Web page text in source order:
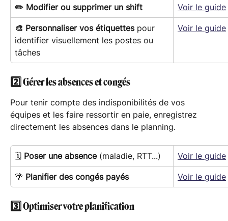
✏️ Modifier ou supprimer un shift Voir le guide
🎨 Personnaliser vos étiquettes pour
identifier visuellement les postes ou
tâches
Voir le guide
2️⃣ Gérer les absences et congés
Pour tenir compte des indisponibilités de vos
équipes et les faire ressortir en paie, enregistrez
directement les absences dans le planning.
🗓 Poser une absence (maladie, RTT...) Voir le guide
🌴 Planifier des congés payés Voir le guide
3️⃣ Optimiser votre planification